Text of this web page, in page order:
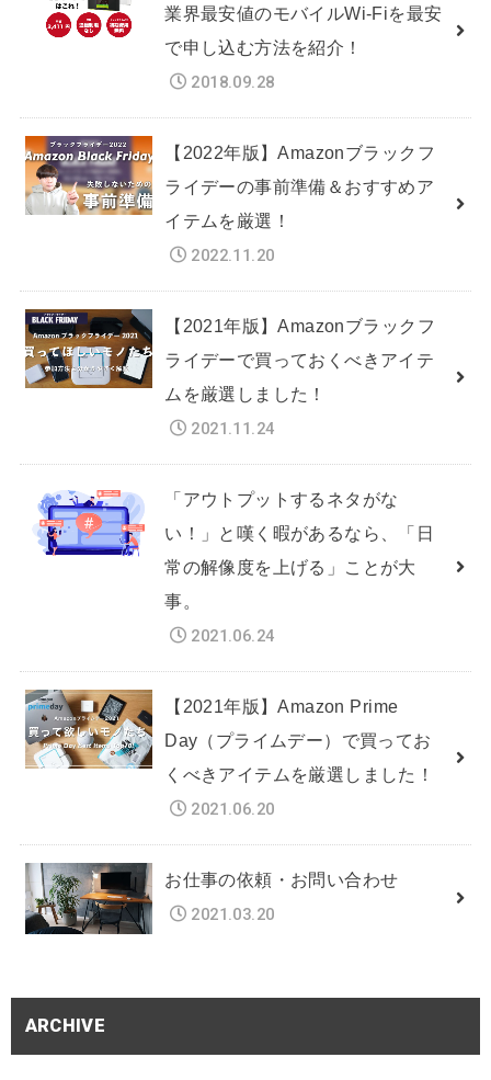
業界最安値のモバイルWi-Fiを最安
で申し込む方法を紹介！
2018.09.28
【2022年版】Amazonブラックフ
ライデーの事前準備＆おすすめア
イテムを厳選！
2022.11.20
【2021年版】Amazonブラックフ
ライデーで買っておくべきアイテ
ムを厳選しました！
2021.11.24
「アウトプットするネタがな
い！」と嘆く暇があるなら、「日
常の解像度を上げる」ことが大
事。
2021.06.24
【2021年版】Amazon Prime
Day（プライムデー）で買ってお
くべきアイテムを厳選しました！
2021.06.20
お仕事の依頼・お問い合わせ
2021.03.20
ARCHIVE